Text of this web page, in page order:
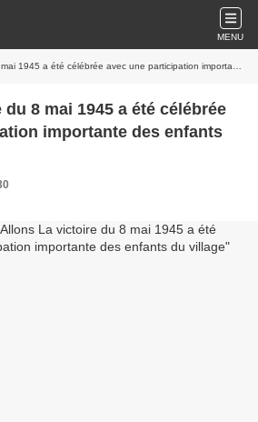
MENU
a été célébrée avec une participation importante des enfants du village
8 mai 1945 a été célébrée
importante des enfants